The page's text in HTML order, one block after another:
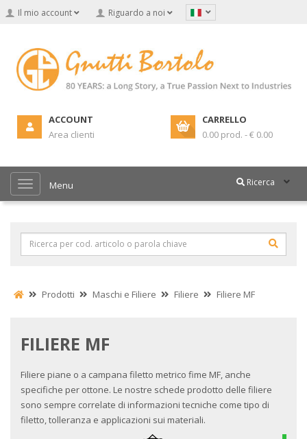
Il mio account Riguardo a noi
ACCOUNT
Area clienti
CARRELLO
0.00 prod. - € 0.00
Menu Ricerca
Prodotti Maschi e Filiere Filiere Filiere MF
FILIERE MF
Filiere piane o a campana filetto metrico fime MF, anche
specifiche per ottone. Le nostre schede prodotto delle filiere
sono sempre correlate di informazioni tecniche come tipo di
filetto, tolleranza e applicazioni sui materiali.